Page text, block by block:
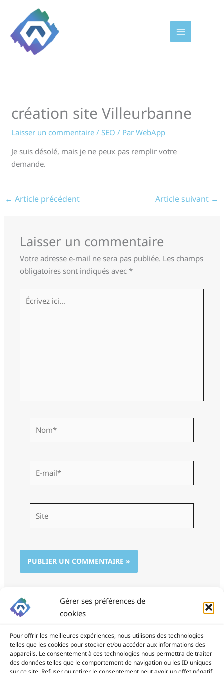
Gérer ses préférences de
cookies
Pour offrir les meilleures expériences, nous utilisons des technologies
telles que les cookies pour stocker et/ou accéder aux informations des
appareils. Le consentement à ces technologies nous permettra de traiter
des données telles que le comportement de navigation ou les ID uniques
contenu
création site Villeurbanne
Laisser un commentaire / SEO / ParWebApp
Je suis désolé, mais je ne peux pas remplir votre
demande.
← Article précédent Article suivant →
Laisser un commentaire
Votre adresse e-mail ne sera pas publiée. Les champs
obligatoires sont indiqués avec*
Écrivez
ici…
mail*
ProSite - 06 85 94 34 21